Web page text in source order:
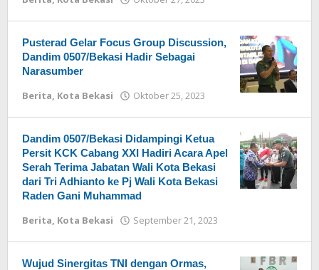
Pusterad Gelar Focus Group Discussion,
Dandim 0507/Bekasi Hadir Sebagai
Narasumber
Berita, Kota Bekasi Oktober 25, 2023
Dandim 0507/Bekasi Didampingi Ketua
Persit KCK Cabang XXI Hadiri Acara Apel
Serah Terima Jabatan Wali Kota Bekasi
dari Tri Adhianto ke Pj Wali Kota Bekasi
Raden Gani Muhammad
Berita, Kota Bekasi September 21, 2023
Wujud Sinergitas TNI dengan Ormas,